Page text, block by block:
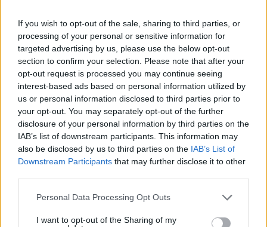
If you wish to opt-out of the sale, sharing to third parties, or
processing of your personal or sensitive information for
targeted advertising by us, please use the below opt-out
section to confirm your selection. Please note that after your
opt-out request is processed you may continue seeing
interest-based ads based on personal information utilized by
us or personal information disclosed to third parties prior to
your opt-out. You may separately opt-out of the further
disclosure of your personal information by third parties on the
IAB’s list of downstream participants. This information may
also be disclosed by us to third parties on the IAB’s List of
Downstream Participants that may further disclose it to other
Please note that this website/app uses one or more Google
not limited to your visit or usage behaviour. You may click to
Personal Data Processing Opt Outs
I want to opt-out of the Sharing of my
Βραζιλία, νίκησε με δύο ασίστ του Χάμες η Κολομβία -